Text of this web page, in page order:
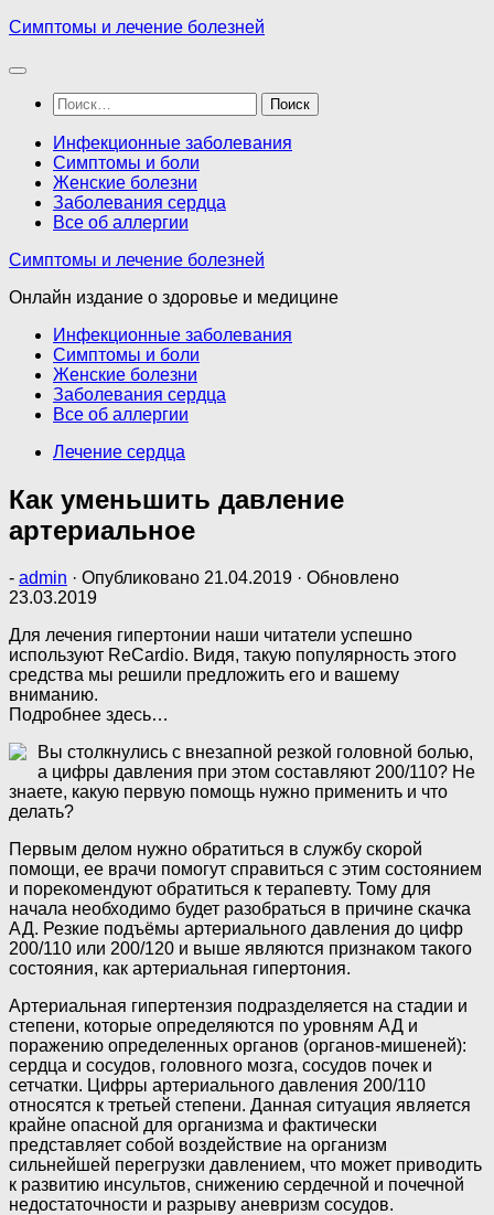
Перейти
содержимому
Симптомы и лечение болезней
Найти:
Инфекционные заболевания
Симптомы и боли
Женские болезни
Заболевания сердца
Все об аллергии
Симптомы и лечение болезней
Онлайн издание о здоровье и медицине
Инфекционные заболевания
Симптомы и боли
Женские болезни
Заболевания сердца
Все об аллергии
Лечение сердца
Как уменьшить давление
артериальное
- admin · Опубликовано 21.04.2019 · Обновлено
23.03.2019
Для лечения гипертонии наши читатели успешно
используют ReCardio. Видя, такую популярность этого
средства мы решили предложить его и вашему
вниманию.
Подробнее здесь…
Вы столкнулись с внезапной резкой головной болью,
а цифры давления при этом составляют 200/110? Не
знаете, какую первую помощь нужно применить и что
делать?
Первым делом нужно обратиться в службу скорой
помощи, ее врачи помогут справиться с этим состоянием
и порекомендуют обратиться к терапевту. Тому для
начала необходимо будет разобраться в причине скачка
АД. Резкие подъёмы артериального давления до цифр
200/110 или 200/120 и выше являются признаком такого
состояния, как артериальная гипертония.
Артериальная гипертензия подразделяется на стадии и
степени, которые определяются по уровням АД и
поражению определенных органов (органов-мишеней):
сердца и сосудов, головного мозга, сосудов почек и
сетчатки. Цифры артериального давления 200/110
относятся к третьей степени. Данная ситуация является
крайне опасной для организма и фактически
представляет собой воздействие на организм
сильнейшей перегрузки давлением, что может приводить
к развитию инсультов, снижению сердечной и почечной
недостаточности и разрыву аневризм сосудов.